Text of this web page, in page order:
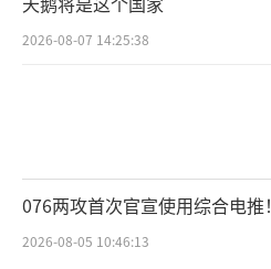
2026-08-07 14:25:38
076两攻首次官宣使用综合电推！
2026-08-05 10:46:13